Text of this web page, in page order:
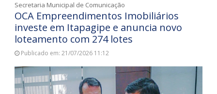
Secretaria Municipal de Comunicação
OCA Empreendimentos Imobiliários
investe em Itapagipe e anuncia novo
loteamento com 274 lotes
Publicado em: 21/07/2026 11:12